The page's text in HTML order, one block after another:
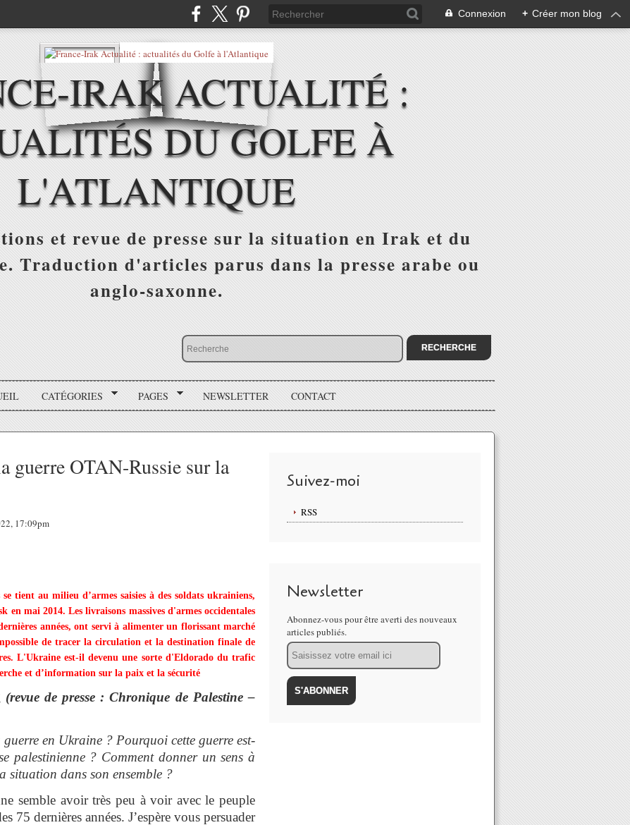
Connexion + Créer mon blog
IRAK ACTUALITÉ :
DU GOLFE À
L'ATLANTIQUE
et revue de presse sur la situation en Irak et du
Traduction d'articles parus dans la presse arabe ou
anglo-saxonne.
CATÉGORIES PAGES NEWSLETTER CONTACT
guerre OTAN-Russie sur la
17:09pm
tient au milieu d’armes saisies à des soldats ukrainiens,
en mai 2014. Les livraisons massives d'armes occidentales
années, ont servi à alimenter un florissant marché
de tracer la circulation et la destination finale de
L'Ukraine est-il devenu une sorte d'Eldorado du trafic
et d’information sur la paix et la sécurité
(revue de presse : Chronique de Palestine –
en Ukraine ? Pourquoi cette guerre est-
palestinienne ? Comment donner un sens à
situation dans son ensemble ?
semble avoir très peu à voir avec le peuple
75 dernières années. J’espère vous persuader
Suivez-moi
RSS
Newsletter
Abonnez-vous pour être averti des nouveaux
articles publiés.
Email